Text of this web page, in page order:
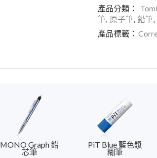
產品分類：
筆, 原子筆, 鉛筆,
產品標籤：
MONO Graph 鉛
芯筆
PiT Blue 藍色漿
糊筆